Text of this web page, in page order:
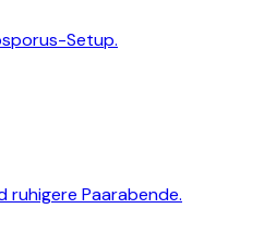
Setup.
Paarabende.